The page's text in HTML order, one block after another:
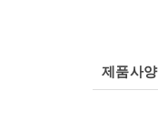
제품사양